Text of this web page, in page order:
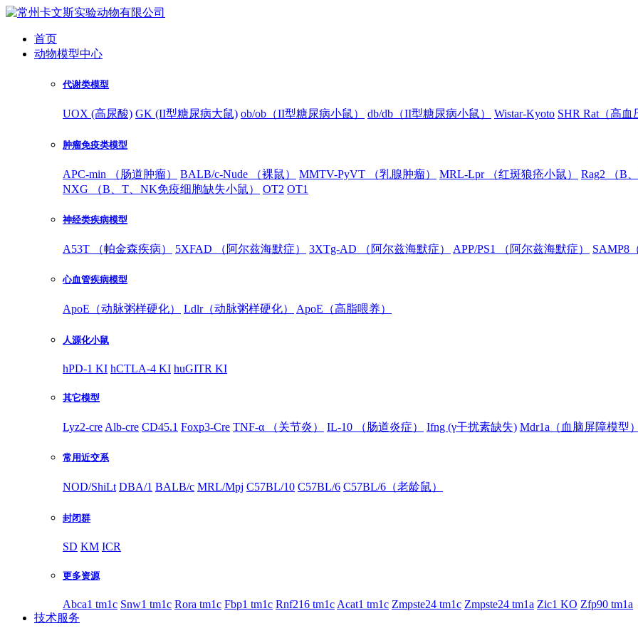
首页
动物模型中心
代谢类模型
UOX (高尿酸) GK (II型糖尿病大鼠) ob/ob（II型糖尿病小鼠） db/db（II型糖尿病小鼠） Wistar-Kyoto SHR Rat（高血
肿瘤免疫类模型
APC-min （肠道肿瘤） BALB/c-Nude （裸鼠） MMTV-PyVT （乳腺肿瘤） MRL-Lpr （红斑狼疮小鼠） Rag2 （B
NXG （B、T、NK免疫细胞缺失小鼠）
OT2 OT1
神经类疾病模型
A53T （帕金森疾病） 5XFAD （阿尔兹海默症） 3XTg-AD （阿尔兹海默症） APP/PS1 （阿尔兹海默症） SAMP8
心血管疾病模型
ApoE（动脉粥样硬化） Ldlr（动脉粥样硬化） ApoE（高脂喂养）
人源化小鼠
hPD-1 KI hCTLA-4 KI huGITR KI
其它模型
Lyz2-cre Alb-cre CD45.1 Foxp3-Cre TNF-α （关节炎） IL-10 （肠道炎症） Ifng (γ干扰素缺失) Mdr1a（血脑屏障模型）
常用近交系
NOD/ShiLt DBA/1 BALB/c MRL/Mpj C57BL/10 C57BL/6 C57BL/6（老龄鼠）
封闭群
SD KM ICR
更多资源
Abca1 tm1c Snw1 tm1c Rora tm1c Fbp1 tm1c Rnf216 tm1c Acat1 tm1c Zmpste24 tm1c Zmpste24 tm1a Zic1 KO Zfp90 tm1a
技术服务